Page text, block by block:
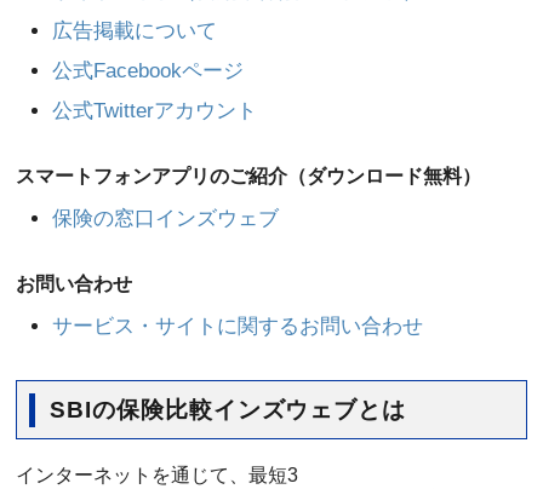
広告掲載について
公式Facebookページ
公式Twitterアカウント
スマートフォンアプリのご紹介（ダウンロード無料）
保険の窓口インズウェブ
お問い合わせ
サービス・サイトに関するお問い合わせ
SBIの保険比較インズウェブとは
インターネットを通じて、最短3